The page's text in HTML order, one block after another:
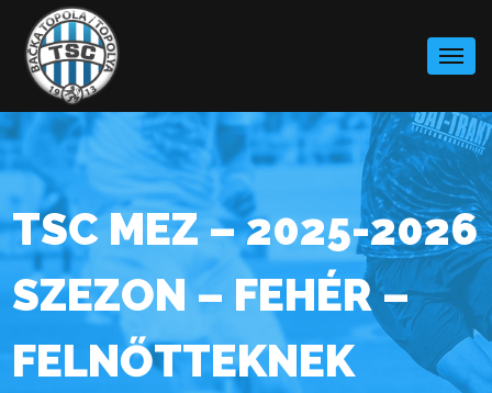
content
TSC MEZ – 2025-2026
SZEZON – FEHÉR –
FELNŐTTEKNEK